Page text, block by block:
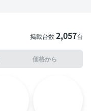
掲載台数2,057台
価格から